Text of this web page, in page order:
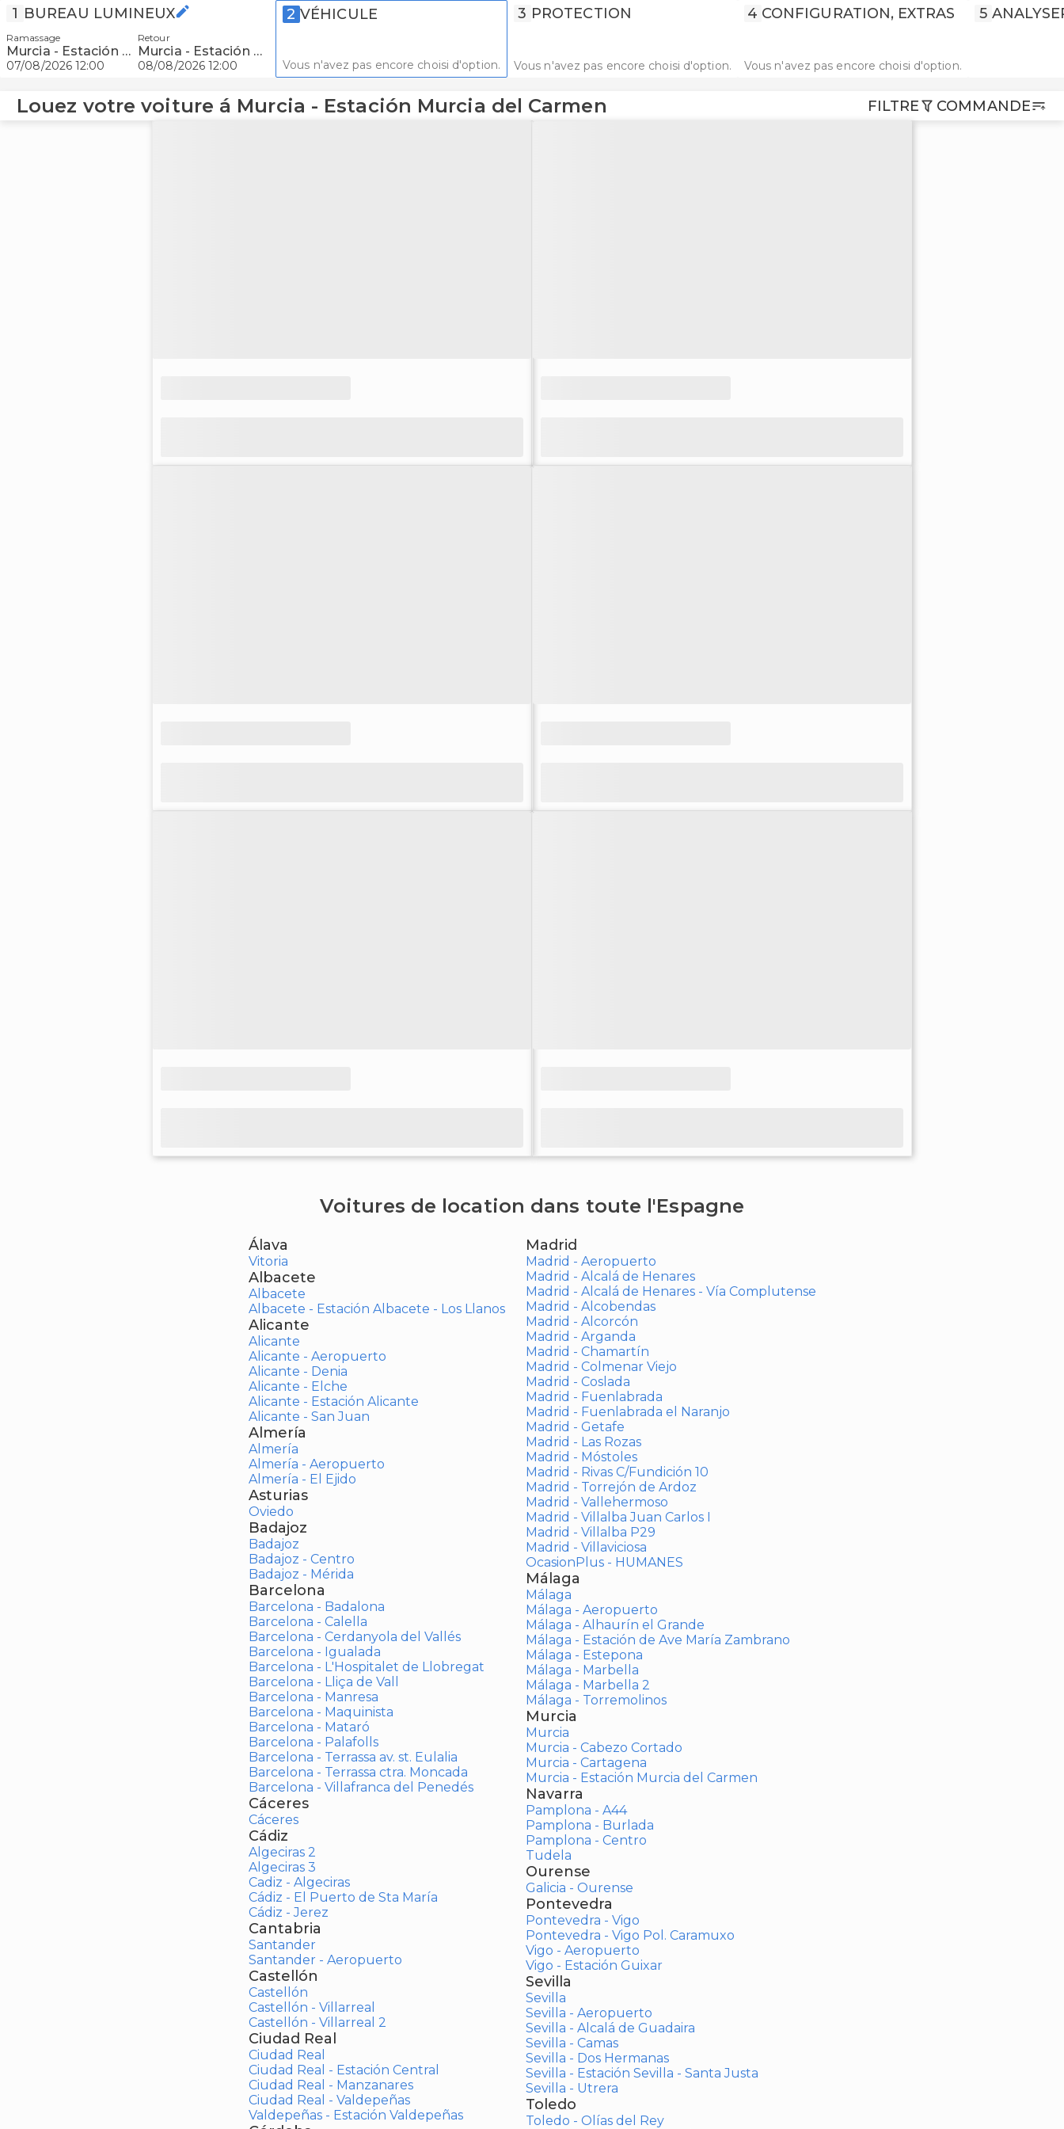
1 BUREAU LUMINEUX
Ramassage
Murcia - Estación Murcia del Carmen
07/08/2026 12:00
Retour
Murcia - Estación Murcia del Carmen
08/08/2026 12:00
2 VÉHICULE
Vous n'avez pas encore choisi d'option.
3 PROTECTION
Vous n'avez pas encore choisi d'option.
4 CONFIGURATION, EXTRAS
Vous n'avez pas encore choisi d'option.
5
Louez votre voiture á Murcia - Estación Murcia del Carmen FILTRE COMMANDE
Voitures de location dans toute l'Espagne
Álava
Vitoria
Albacete
Albacete
Albacete - Estación Albacete - Los Llanos
Alicante
Alicante
Alicante - Aeropuerto
Alicante - Denia
Alicante - Elche
Alicante - Estación Alicante
Alicante - San Juan
Almería
Almería
Almería - Aeropuerto
Almería - El Ejido
Asturias
Oviedo
Badajoz
Badajoz
Badajoz - Centro
Badajoz - Mérida
Barcelona
Barcelona - Badalona
Barcelona - Calella
Barcelona - Cerdanyola del Vallés
Barcelona - Igualada
Barcelona - L'Hospitalet de Llobregat
Barcelona - Lliça de Vall
Barcelona - Manresa
Barcelona - Maquinista
Barcelona - Mataró
Barcelona - Palafolls
Barcelona - Terrassa av. st. Eulalia
Barcelona - Terrassa ctra. Moncada
Barcelona - Villafranca del Penedés
Cáceres
Cáceres
Cádiz
Algeciras 2
Algeciras 3
Cadiz - Algeciras
Cádiz - El Puerto de Sta María
Cádiz - Jerez
Cantabria
Santander
Santander - Aeropuerto
Castellón
Castellón
Castellón - Villarreal
Castellón - Villarreal 2
Ciudad Real
Ciudad Real
Ciudad Real - Estación Central
Ciudad Real - Manzanares
Ciudad Real - Valdepeñas
Valdepeñas - Estación Valdepeñas
Madrid
Madrid - Aeropuerto
Madrid - Alcalá de Henares
Madrid - Alcalá de Henares - Vía Complutense
Madrid - Alcobendas
Madrid - Alcorcón
Madrid - Arganda
Madrid - Chamartín
Madrid - Colmenar Viejo
Madrid - Coslada
Madrid - Fuenlabrada
Madrid - Fuenlabrada el Naranjo
Madrid - Getafe
Madrid - Las Rozas
Madrid - Móstoles
Madrid - Rivas C/Fundición 10
Madrid - Torrejón de Ardoz
Madrid - Vallehermoso
Madrid - Villalba Juan Carlos I
Madrid - Villalba P29
Madrid - Villaviciosa
OcasionPlus - HUMANES
Málaga
Málaga
Málaga - Aeropuerto
Málaga - Alhaurín el Grande
Málaga - Estación de Ave María Zambrano
Málaga - Estepona
Málaga - Marbella
Málaga - Marbella 2
Málaga - Torremolinos
Murcia
Murcia
Murcia - Cabezo Cortado
Murcia - Cartagena
Murcia - Estación Murcia del Carmen
Navarra
Pamplona - A44
Pamplona - Burlada
Pamplona - Centro
Tudela
Ourense
Galicia - Ourense
Pontevedra
Pontevedra - Vigo
Pontevedra - Vigo Pol. Caramuxo
Vigo - Aeropuerto
Vigo - Estación Guixar
Sevilla
Sevilla
Sevilla - Aeropuerto
Sevilla - Alcalá de Guadaira
Sevilla - Camas
Sevilla - Dos Hermanas
Sevilla - Estación Sevilla - Santa Justa
Sevilla - Utrera
Toledo
Toledo - Olías del Rey